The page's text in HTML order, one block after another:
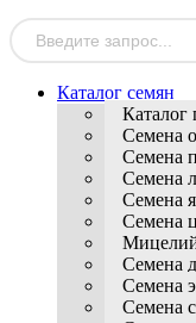
Каталог семян
Каталог
Семена
Семена
Семена
Семена
Семена
Семена
Семена
Семена